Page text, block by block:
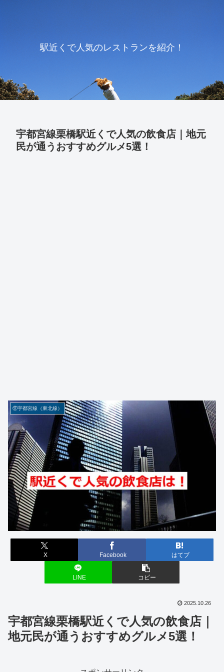
駅近くで人気のレストランを紹介！
宇都宮線栗橋駅近くで人気の飲食店｜地元
民が通うおすすめグルメ5選！
⑰宇都宮線（東北線）
X Facebook はてブ
LINE コピー
2025.10.26
宇都宮線栗橋駅近くで人気の飲食店｜
地元民が通うおすすめグルメ5選！